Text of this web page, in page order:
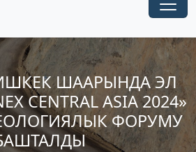
ШААРЫНДА ЭЛ
CENTRAL ASIA 2024»
ФОРУМУ